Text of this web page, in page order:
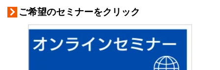
ご希望のセミナーをクリック